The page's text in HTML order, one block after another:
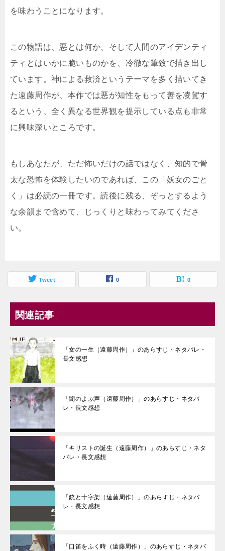
を味わうことになります。
この物語は、悪とは何か、そして人間のアイデンティ
ティとはいかに脆いものかを、冷徹な筆致で描き出し
ています。神による救済というテーマを多く描いてき
た遠藤周作が、本作では悪が知性をもって善を凌駕す
るという、全く異なる世界観を提示している点も非常
に興味深いところです。
もしあなたが、ただ怖いだけの話ではなく、知的で骨
太な恐怖を体験したいのであれば、この「妖女のごと
く」は必読の一冊です。読後に残る、ぞっとするよう
な余韻まで含めて、じっくりと味わってみてくださ
い。
Tweet 0 0
関連記事
「女の一生（遠藤周作）」のあらすじ・ネタバレ・
長文感想
「闇のよぶ声（遠藤周作）」のあらすじ・ネタバ
レ・長文感想
「キリストの誕生（遠藤周作）」のあらすじ・ネタ
バレ・長文感想
「銃と十字架（遠藤周作）」のあらすじ・ネタバ
レ・長文感想
「口笛をふく時（遠藤周作）」のあらすじ・ネタバ